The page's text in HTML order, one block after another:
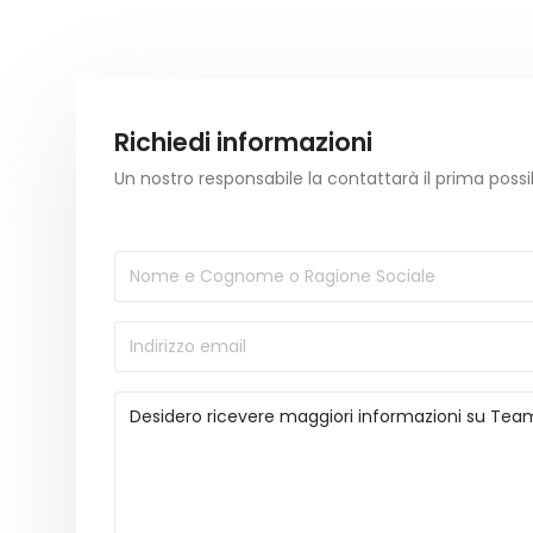
Richiedi informazioni
Un nostro responsabile la contattarà il prima